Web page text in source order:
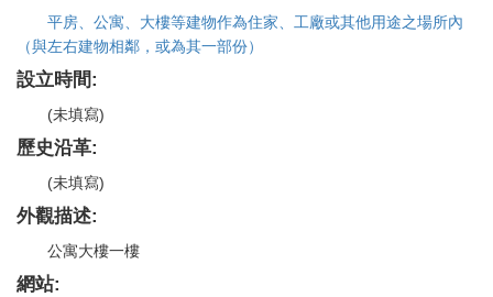
平房、公寓、大樓等建物作為住家、工廠或其他用途之場所內
（與左右建物相鄰，或為其一部份）
設立時間:
(未填寫)
歷史沿革:
(未填寫)
外觀描述:
公寓大樓一樓
網站: